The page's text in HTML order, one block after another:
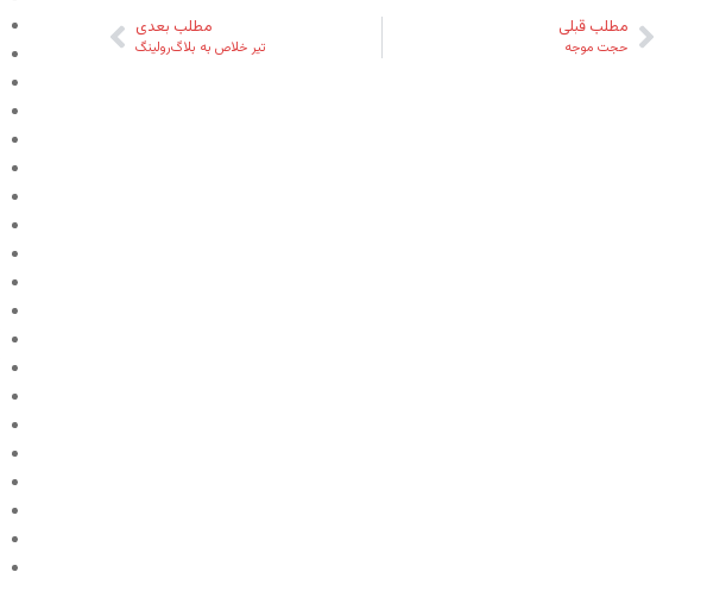
مطلب قبلی
حجت موجه
مطلب بعدی
تیر خلاص به بلاگ‌رولینگ